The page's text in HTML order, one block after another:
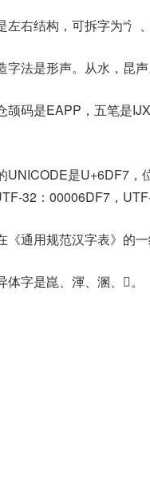
左右结构，可拆字为“氵
字法是形声。从水，昆
颉码是EAPP，五笔是
UNICODE是U+6DF7
32：00006DF7，
《通用规范汉字表》的
体字是崑、渾、溷、𡇯。